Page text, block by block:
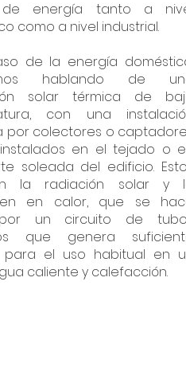
energía tanto a
como a nivel industrial.
de la energía
hablando de
solar térmica de
con una
por colectores o
en el tejado o
soleada del edificio.
la radiación solar y
en calor, que se
un circuito de
que genera
para el uso habitual en
caliente y calefacción.